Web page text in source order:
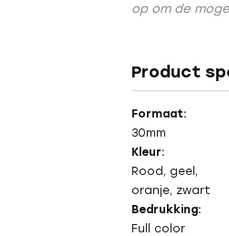
op om de
Product
Formaat:
30mm
Kleur:
Rood, geel,
oranje, zwart
Bedrukking:
Full color